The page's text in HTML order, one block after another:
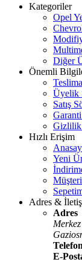
Kategoriler
Opel
Diğer
Önemli
Üyelik
Satış
Gizlilik
Hızlı Erişim
Yeni
Adres &
Adres
E-